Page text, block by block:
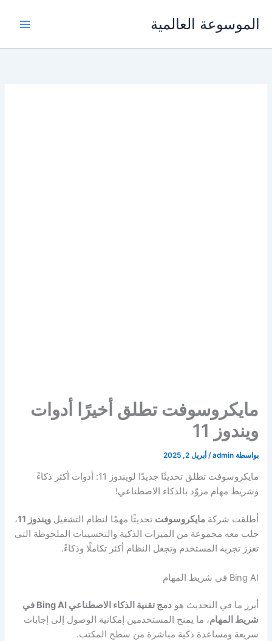
الموسوعة العالمية
مايكروسوفت تطلق أخيرًا أدوات
ويندوز 11
بواسطة admin
/أبريل 2, 2025
مايكروسوفت تطلق تحديثًا جديدًا لويندوز 11: أدوات أكثر ذكاءً
وشريط مهام مزوّد بالذكاء الاصطناعي!
أطلقت شركةمايكروسوفت تحديثًا مهمًا لنظام التشغيلويندوز 11
،
جلب معه مجموعة من الميزات الذكية والتحسينات الملحوظة التي
تعزز تجربة المستخدم وتجعل النظام أكثر تكاملًا وذكاءً.
Bing AI في شريط المهام
أبرز ما في التحديث هو
دمج تقنية الذكاء الاصطناعي Bing AI في
شريط المهام، ما يمنح المستخدمين إمكانية الوصول إلى إجابات
سريعة ومساعدة ذكية مباشرة من سطح المكتب.